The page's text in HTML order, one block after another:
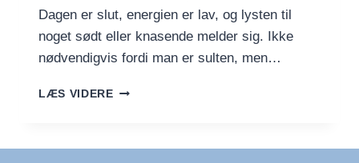
Dagen er slut, energien er lav, og lysten til
noget sødt eller knasende melder sig. Ikke
nødvendigvis fordi man er sulten, men…
LÆS VIDEREPROTEINRIGE